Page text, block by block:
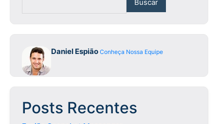
Daniel Espião Conheça Nossa Equipe
Posts Recentes